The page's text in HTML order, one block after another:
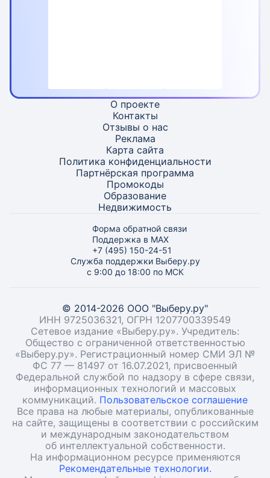
О проекте
Контакты
Отзывы о нас
Реклама
Карта сайта
Политика конфиденциальности
Партнёрская программа
Промокоды
Образование
Недвижимость
Форма обратной связи
Поддержка в MAX
+7 (495) 150-24-51
Служба поддержки Выберу.ру
с 9:00 до 18:00 по МСК
© 2014-2026 ООО "Выберу.ру"
ИНН 9725036321, ОГРН 1207700339549
Сетевое издание «Выберу.ру». Учредитель:
Общество с ограниченной ответственностью
«Выберу.ру». Регистрационный номер СМИ ЭЛ №
ФС 77 — 81497 от 16.07.2021, присвоенный
Федеральной службой по надзору в сфере связи,
информационных технологий и массовых
коммуникаций. Пользовательское соглашение
Все права на любые материалы, опубликованные
на сайте, защищены в соответствии с российским
и международным законодательством
об интеллектуальной собственности.
На информационном ресурсе применяются
Рекомендательные технологии.